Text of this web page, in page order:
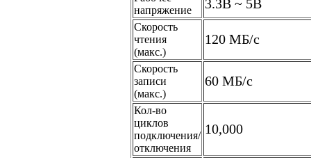
напряжение
3.3В ~ 5В
Скорость
чтения
(макс.)
120 MБ/с
Скорость
записи
(макс.)
60 MБ/с
Кол-во
циклов
подключения/
отключения
10,000